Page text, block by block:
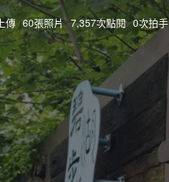
傳 60張照片 7,357次點閱 0次拍手